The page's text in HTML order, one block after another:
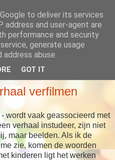
verfilmen
wordt vaak geassocieerd met
verhaal instudeer, zijn niet
maar beelden. Als ik de
zie, komen de woorden
kinderen ligt het werken
to deliver its services
address and user-agent are
performance and security
generate usage
abuse.
GOT IT